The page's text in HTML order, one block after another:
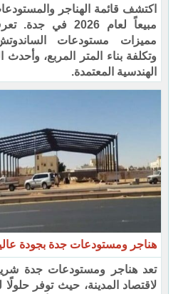
اكتشف قائمة الهناجر
مبيعاً لعام 2026 في
مميزات مستودعات
وتكلفة بناء المتر المربع، وأحدث
الهندسية المعتمدة.
هناجر ومستودعات جدة بجودة
تعد هناجر ومستودعات جدة
لاقتصاد المدينة، حيث توفر حلولًا